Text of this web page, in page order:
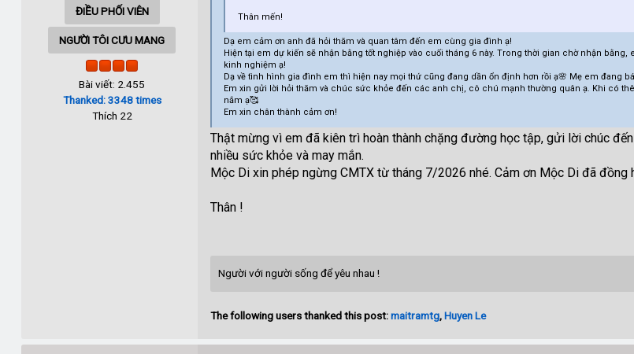
ĐIỀU PHỐI VIÊN
NGƯỜI TÔI CƯU MANG
Bài viết: 2.455
Thanked: 3348 times
Thích 22
Thân mến!
Dạ em cảm ơn anh đã hỏi thăm và quan tâm đến em cùng gia đình ạ!
Hiện tại em dự kiến sẽ nhận bằng tốt nghiệp vào cuối tháng 6 này. Trong thời gian chờ nhận
kinh nghiệm ạ!
Dạ về tình hình gia đình em thì hiện nay mọi thứ cũng đang dần ổn định hơn rồi ạ🌸 Mẹ em đang
Em xin gửi lời hỏi thăm và chúc sức khỏe đến các anh chị, cô chú mạnh thường quân ạ. Khi có
nắm ạ🥰
Em xin chân thành cảm ơn!
Thật mừng vì em đã kiên trì hoàn thành chặng đường học tập, gửi lời chúc
nhiều sức khỏe và may mắn.
Mộc Di xin phép ngừng CMTX từ tháng 7/2026 nhé. Cảm ơn Mộc Di đã đồng
Thân !
Người với người sống để yêu nhau !
The following users thanked this post:maitramtg,Huyen Le